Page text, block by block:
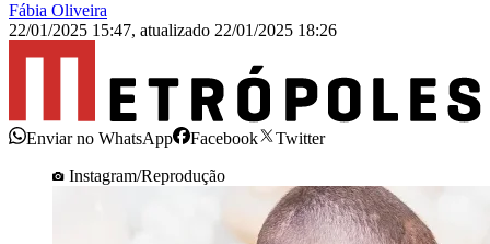
Fábia Oliveira
22/01/2025 15:47, atualizado 22/01/2025 18:26
Enviar no WhatsApp Facebook
Twitter
Instagram/Reprodução